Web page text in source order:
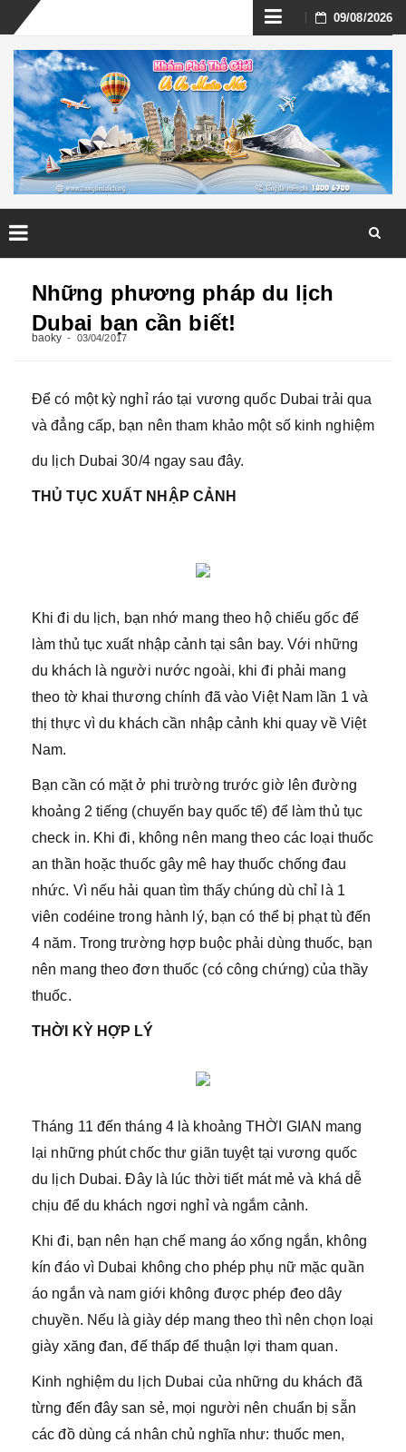
Skip
to
content
09/08/2026
Những phương pháp du lịch
Dubai bạn cần biết!
baoky 03/04/2017
Để có một kỳ nghỉ ráo tại vương quốc Dubai trải qua
và đẳng cấp, bạn nên tham khảo một số kinh nghiệm
du lịch Dubai 30/4 ngay sau đây.
THỦ TỤC XUẤT NHẬP CẢNH
Khi đi du lịch, bạn nhớ mang theo hộ chiếu gốc để
làm thủ tục xuất nhập cảnh tại sân bay. Với những
du khách là người nước ngoài, khi đi phải mang
theo tờ khai thương chính đã vào Việt Nam lần 1 và
thị thực vì du khách cần nhập cảnh khi quay về Việt
Nam.
Bạn cần có mặt ở phi trường trước giờ lên đường
khoảng 2 tiếng (chuyến bay quốc tế) để làm thủ tục
check in. Khi đi, không nên mang theo các loại thuốc
an thần hoặc thuốc gây mê hay thuốc chống đau
nhức. Vì nếu hải quan tìm thấy chúng dù chỉ là 1
viên codéine trong hành lý, bạn có thể bị phạt tù đến
4 năm. Trong trường hợp buộc phải dùng thuốc, bạn
nên mang theo đơn thuốc (có công chứng) của thầy
thuốc.
THỜI KỲ HỢP LÝ
Tháng 11 đến tháng 4 là khoảng THỜI GIAN mang
lại những phút chốc thư giãn tuyệt tại vương quốc
du lịch Dubai. Đây là lúc thời tiết mát mẻ và khá dễ
chịu để du khách ngơi nghỉ và ngắm cảnh.
Khi đi, bạn nên hạn chế mang áo xống ngắn, không
kín đáo vì Dubai không cho phép phụ nữ mặc quần
áo ngắn và nam giới không được phép đeo dây
chuyền. Nếu là giày dép mang theo thì nên chọn loại
giày xăng đan, đế thấp để thuận lợi tham quan.
Kinh nghiệm du lịch Dubai của những du khách đã
từng đến đây san sẻ, mọi người nên chuẩn bị sẵn
các đồ dùng cá nhân chủ nghĩa như: thuốc men,